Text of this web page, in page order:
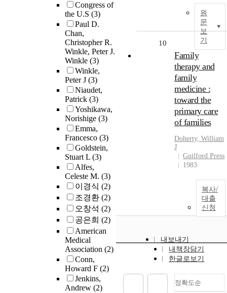
Congress of
the U.S (3)
Paul D.
Chan,
Christopher R.
Winkle, Peter J.
Winkle (3)
Winkle,
Peter J (3)
Niaudet,
Patrick (3)
Yoshikawa,
Norishige (3)
Emma,
Francesco (3)
Goldstein,
Stuart L (3)
Alfes,
Celeste M. (3)
이경식 (2)
조경환 (2)
오창석 (2)
공은희 (2)
American
Medical
Association (2)
Conn,
Howard F (2)
Jenkins,
Andrew (2)
원
문
보
기
10
Family
therapy and
family
medicine :
toward the
primary care
of families
Doherty, William
J
Guilford Press
1983
복사/
대출
신청
내보내기
내책장담기
한글로보기
정확도순